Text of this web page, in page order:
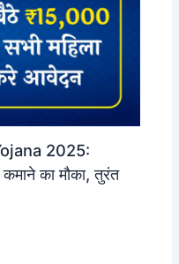
2025:
का मौका, तुरंत